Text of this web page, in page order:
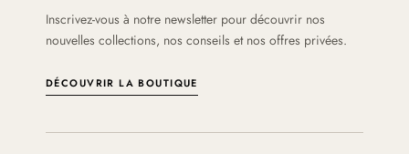
Inscrivez-vous à notre newsletter pour découvrir nos
nouvelles collections, nos conseils et nos offres privées.
DÉCOUVRIR LA BOUTIQUE